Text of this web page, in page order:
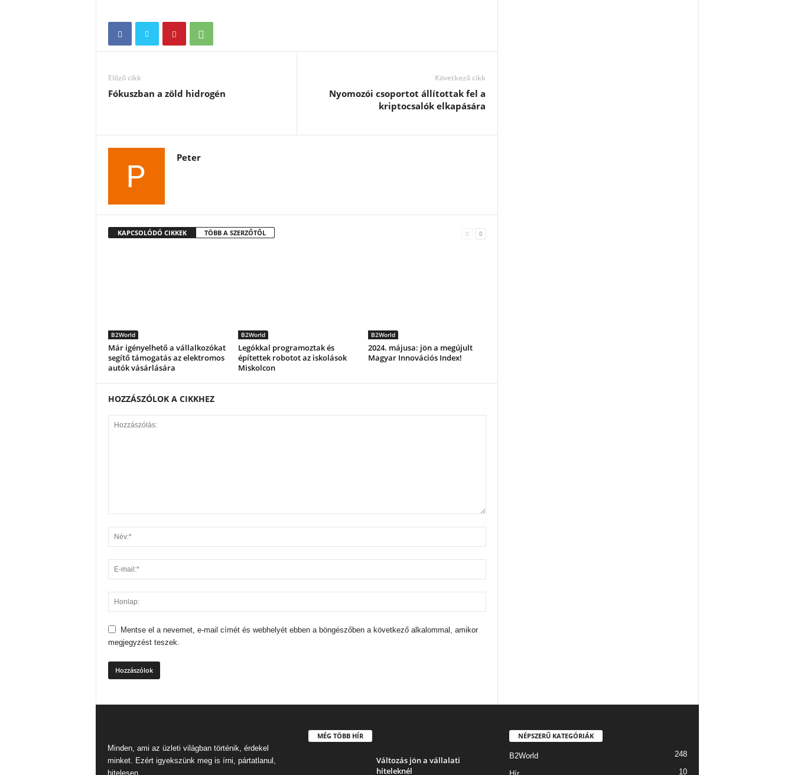
Előző cikk
Fókuszban a zöld hidrogén
Következő cikk
Nyomozói csoportot állítottak fel a
kriptocsalók elkapására
Peter
KAPCSOLÓDÓ CIKKEK TÖBB A SZERZŐTŐL
B2World
Már igényelhető a vállalkozókat
segítő támogatás az elektromos
autók vásárlására
B2World
Legókkal programoztak és
építettek robotot az iskolások
Miskolcon
B2World
2024. májusa: jön a megújult
Magyar Innovációs Index!
HOZZÁSZÓLOK A CIKKHEZ
Mentse el a nevemet, e-mail címét és webhelyét ebben a böngészőben a következő alkalommal, amikor
megjegyzést teszek.
Minden, ami az üzleti világban történik, érdekel
minket. Ezért igyekszünk meg is írni, pártatlanul,
hitelesen.
MÉG TÖBB HÍR
Változás jön a vállalati
hiteleknél
NÉPSZERŰ KATEGÓRIÁK
B2World 248
10